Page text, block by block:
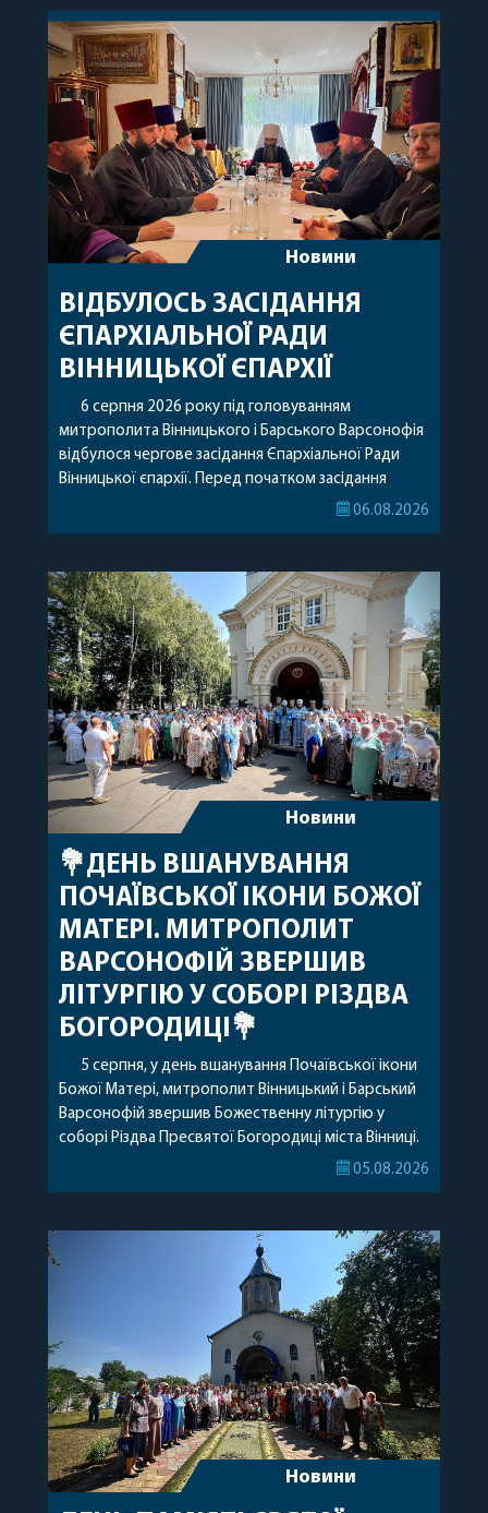
Новини
ВІДБУЛОСЬ ЗАСІДАННЯ
ЄПАРХІАЛЬНОЇ РАДИ
ВІННИЦЬКОЇ ЄПАРХІЇ
6 серпня 2026 року під головуванням
митрополита Вінницького і Барського Варсонофія
відбулося чергове засідання Єпархіальної Ради
Вінницької єпархії. Перед початком засідання
секретар Єпархіальної Ради від імені членів Ради
побажавши йому міцного здоров’я, Божої
допомоги, миру, духовної радості та
благословенних успіхів у подальшому
архіпастирському служінні. […]
06.08.2026
Новини
💐ДЕНЬ ВШАНУВАННЯ
ПОЧАЇВСЬКОЇ ІКОНИ БОЖОЇ
МАТЕРІ. МИТРОПОЛИТ
ВАРСОНОФІЙ ЗВЕРШИВ
ЛІТУРГІЮ У СОБОРІ РІЗДВА
БОГОРОДИЦІ💐
5 серпня, у день вшанування Почаївської ікони
Божої Матері, митрополит Вінницький і Барський
Варсонофій звершив Божественну літургію у
соборі Різдва Пресвятої Богородиці міста Вінниці.
Його Високопреосвященству співслужили
священному сані. Під час богослужіння підносилися
особливі молитви за мир в Україні, за воїнів, які
05.08.2026
Новини